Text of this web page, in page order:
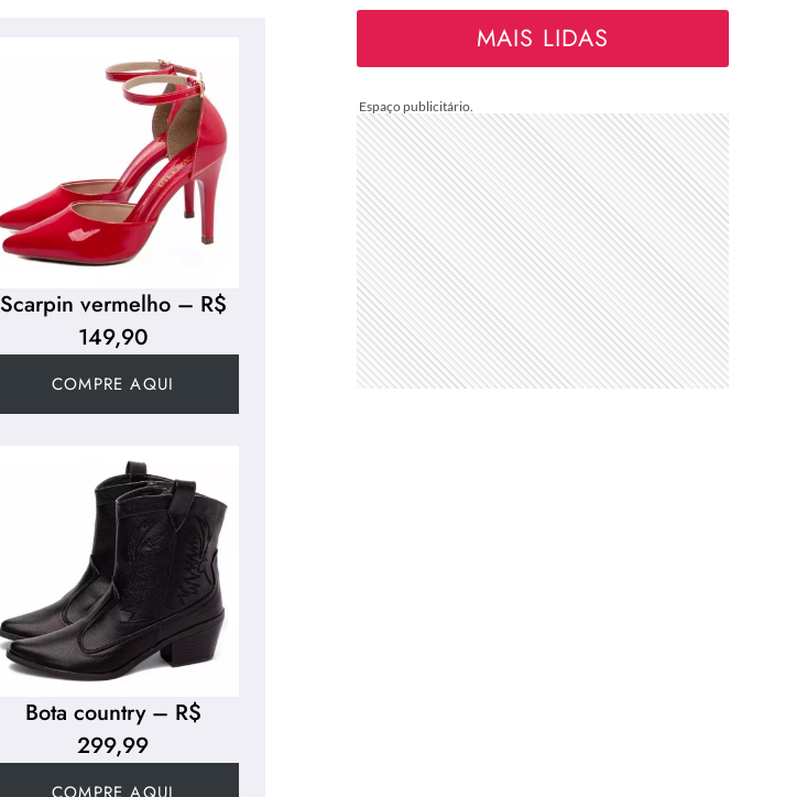
Scarpin vermelho – R$
149,90
COMPRE AQUI
Bota country – R$
299,99
MAIS LIDAS